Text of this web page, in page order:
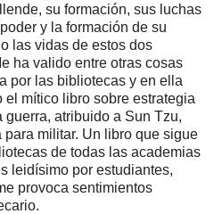
su formación, sus luchas
y la formación de su
las vidas de estos dos
ha valido entre otras cosas
por las bibliotecas y en ella
mítico libro sobre estrategia
atribuido a Sun Tzu,
militar. Un libro que sigue
de todas las academias
leidísimo por estudiantes,
provoca sentimientos